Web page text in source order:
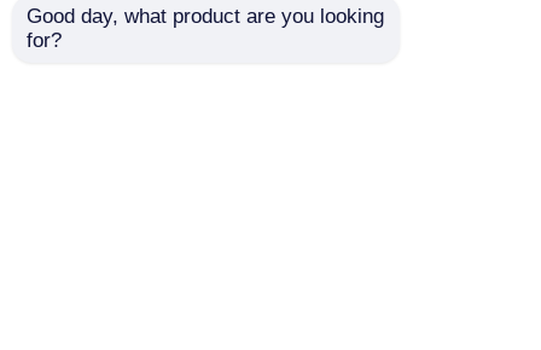
Beste prijs
overspanningen
Beste prijs
Good day, what product are you looking
for?